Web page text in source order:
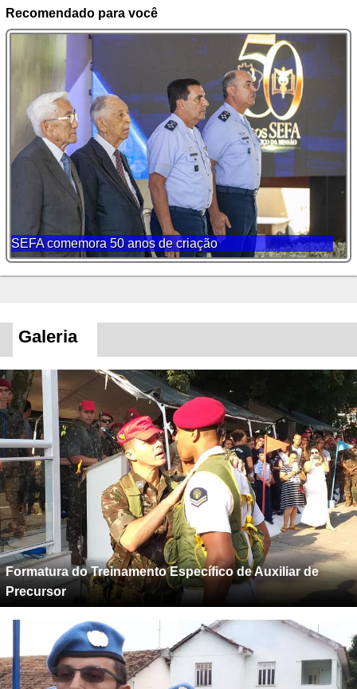
Recomendado para você
SEFA comemora 50 anos de criação
Galeria
Formatura do Treinamento Específico de Auxiliar de
Precursor